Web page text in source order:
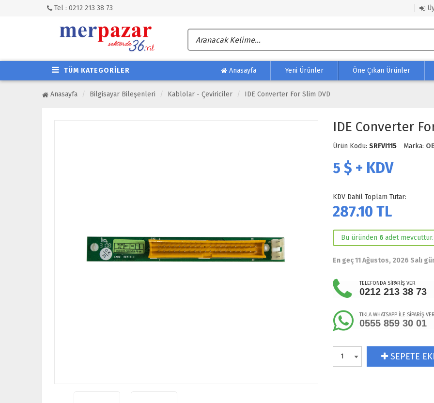
Tel : 0212 213 38 73
TÜM KATEGORİLER Anasayfa Yeni Ürünler Öne Çıkan Ürünler
Anasayfa Bilgisayar Bileşenleri Kablolar - Çeviriciler IDE Converter For Slim DVD
IDE Converter
Ürün Kodu: SRFVI115 Marka:
5 $ + KDV
KDV Dahil Toplam Tutar:
287.10 TL
Bu üründen 6 adet mevcuttur.
En geç 11 Ağustos, 2026 Salı
TELEFONDA SİPARİŞ VER
0212 213 38 73
TIKLA WHATSAPP İLE SİPARİŞ
0555 859 30 01
SEPETE